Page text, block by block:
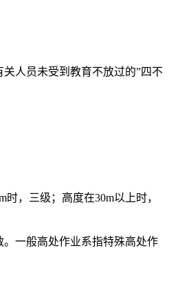
人员未受到教育不放过的”四不
，三级；高度在30m以上时，
一般高处作业系指特殊高处作